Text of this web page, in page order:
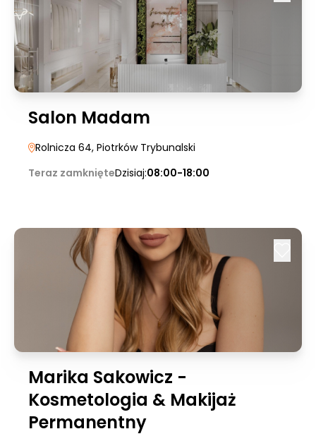
Salon Madam
Rolnicza 64, Piotrków Trybunalski
Teraz zamknięteDzisiaj:08:00-18:00
Marika Sakowicz -
Kosmetologia & Makijaż
Permanentny